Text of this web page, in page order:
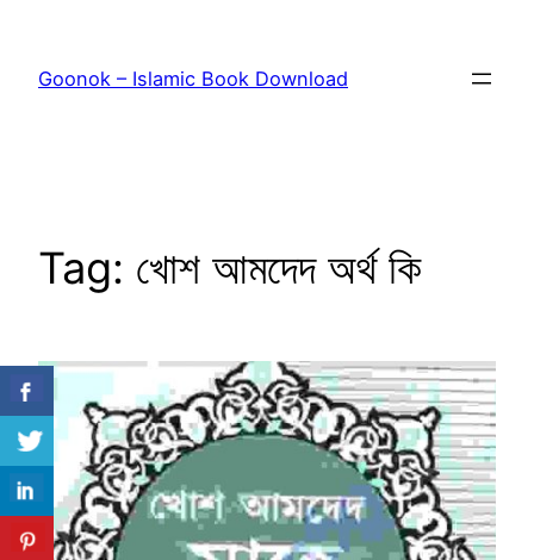
content
Goonok – Islamic Book Download
Tag: খোশ আমদেদ অর্থ কি